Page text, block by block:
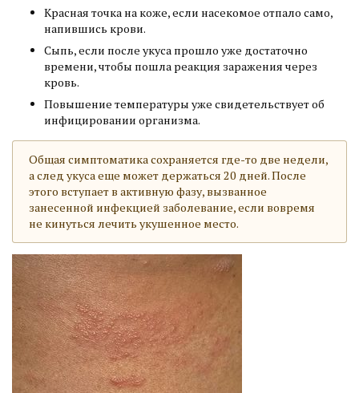
Красная точка на коже, если насекомое отпало само,
напившись крови.
Сыпь, если после укуса прошло уже достаточно
времени, чтобы пошла реакция заражения через
кровь.
Повышение температуры уже свидетельствует об
инфицировании организма.
Общая симптоматика сохраняется где-то две недели,
а след укуса еще может держаться 20 дней. После
этого вступает в активную фазу, вызванное
занесенной инфекцией заболевание, если вовремя
не кинуться лечить укушенное место.